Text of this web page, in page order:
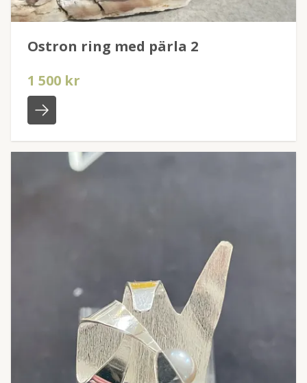
Ostron ring med pärla 2
1 500 kr